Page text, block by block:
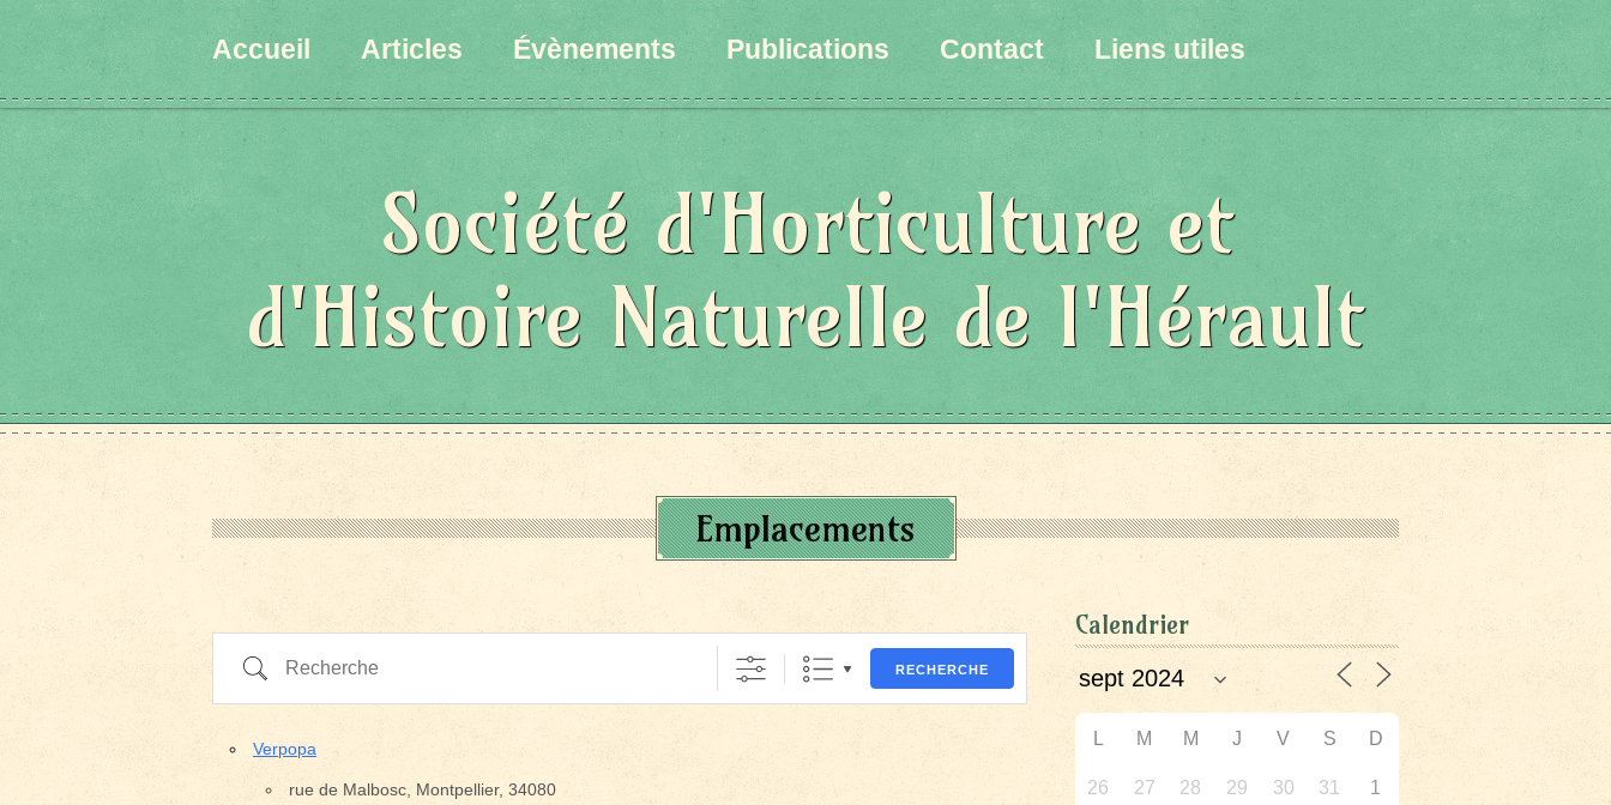
Accueil Articles Évènements Publications Contact Liens utiles
Société d'Horticulture et
d'Histoire Naturelle de l'Hérault
Emplacements
Recherche RECHERCHE
Verpopa
rue de Malbosc, Montpellier, 34080
Calendrier
L M M J V S D
26 27 28 29 30 31 1
État/Pays